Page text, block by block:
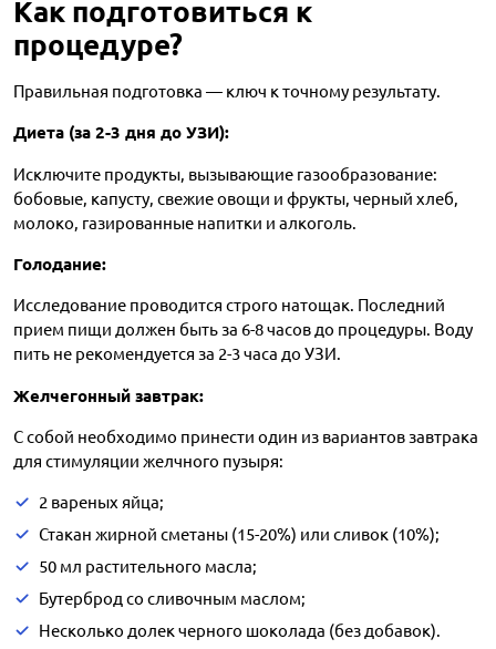
Как подготовиться к
процедуре?
Правильная подготовка — ключ к точному результату.
Диета (за 2-3 дня до УЗИ):
Исключите продукты, вызывающие газообразование:
бобовые, капусту, свежие овощи и фрукты, черный хлеб,
молоко, газированные напитки и алкоголь.
Голодание:
Исследование проводится строго натощак. Последний
прием пищи должен быть за 6-8 часов до процедуры. Воду
пить не рекомендуется за 2-3 часа до УЗИ.
Желчегонный завтрак:
С собой необходимо принести один из вариантов завтрака
для стимуляции желчного пузыря:
2 вареных яйца;
Стакан жирной сметаны (15-20%) или сливок (10%);
50 мл растительного масла;
Бутерброд со сливочным маслом;
Несколько долек черного шоколада (без добавок).